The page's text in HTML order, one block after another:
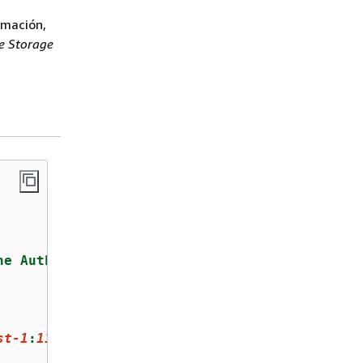
Storage
Authorization header for request
1 :111122223333